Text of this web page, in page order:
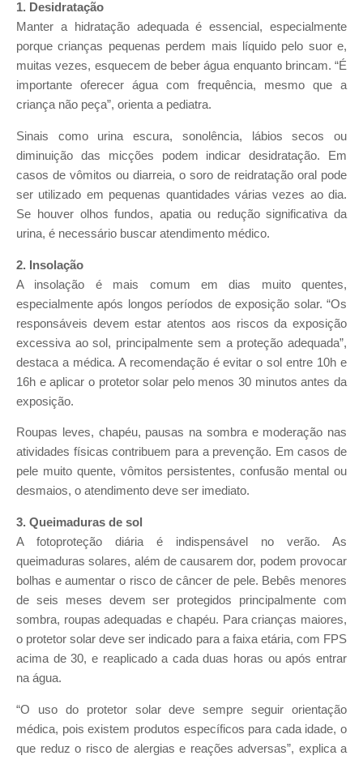
1. Desidratação
Manter a hidratação adequada é essencial, especialmente
porque crianças pequenas perdem mais líquido pelo suor e,
muitas vezes, esquecem de beber água enquanto brincam. “É
importante oferecer água com frequência, mesmo que a
criança não peça”, orienta a pediatra.
Sinais como urina escura, sonolência, lábios secos ou
diminuição das micções podem indicar desidratação. Em
casos de vômitos ou diarreia, o soro de reidratação oral pode
ser utilizado em pequenas quantidades várias vezes ao dia.
Se houver olhos fundos, apatia ou redução significativa da
urina, é necessário buscar atendimento médico.
2. Insolação
A insolação é mais comum em dias muito quentes,
especialmente após longos períodos de exposição solar. “Os
responsáveis devem estar atentos aos riscos da exposição
excessiva ao sol, principalmente sem a proteção adequada”,
destaca a médica. A recomendação é evitar o sol entre 10h e
16h e aplicar o protetor solar pelo menos 30 minutos antes da
exposição.
Roupas leves, chapéu, pausas na sombra e moderação nas
atividades físicas contribuem para a prevenção. Em casos de
pele muito quente, vômitos persistentes, confusão mental ou
desmaios, o atendimento deve ser imediato.
3. Queimaduras de sol
A fotoproteção diária é indispensável no verão. As
queimaduras solares, além de causarem dor, podem provocar
bolhas e aumentar o risco de câncer de pele. Bebês menores
de seis meses devem ser protegidos principalmente com
sombra, roupas adequadas e chapéu. Para crianças maiores,
o protetor solar deve ser indicado para a faixa etária, com FPS
acima de 30, e reaplicado a cada duas horas ou após entrar
na água.
“O uso do protetor solar deve sempre seguir orientação
médica, pois existem produtos específicos para cada idade, o
que reduz o risco de alergias e reações adversas”, explica a